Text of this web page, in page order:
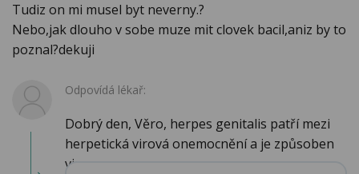
Tudiz on mi musel byt neverny.?
Nebo,jak dlouho v sobe muze mit clovek bacil,aniz by to
poznal?dekuji
Odpovídá lékař:
Dobrý den, Věro, herpes genitalis patří mezi
herpetická virová onemocnění a je způsoben
vir...